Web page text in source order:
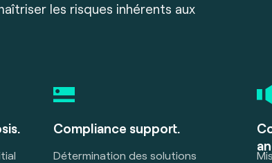
les risques inhérents aux
Compliance support.
Détermination des solutions